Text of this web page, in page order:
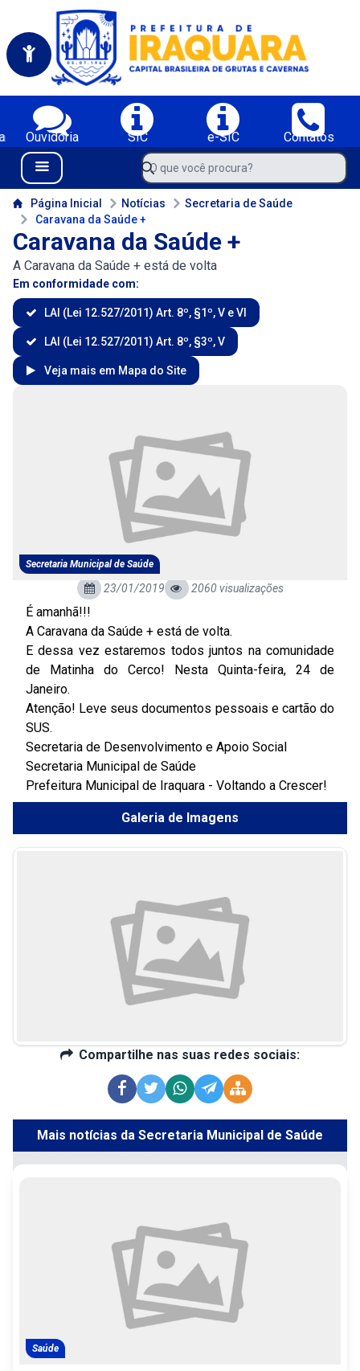
Portal da Prefeitura Municipal de Iraquara-BA
Serviços da Prefeitura Municipal de Iraquara-BA;
Ouvidoria SIC e-SIC
Contatos
Navegue pelo portal da Prefeitura de Iraquara-BA
Menu Bar
O que você procura?
Conteúdo da Prefeitura de Iraquara-BA
Página Inicial Notícias
Secretaria de Saúde
Caravana da Saúde +
Caravana da Saúde +
A Caravana da Saúde + está de volta
Em conformidade com:
LAI (Lei 12.527/2011) Art. 8º, §1º, V e VI
LAI (Lei 12.527/2011) Art. 8º, §3º, V
Veja mais em Mapa do Site
Secretaria Municipal de Saúde
23/01/2019 2060 visualizações
É amanhã!!!
A Caravana da Saúde + está de volta.
E dessa vez estaremos todos juntos na comunidade
de Matinha do Cerco! Nesta Quinta-feira, 24 de
Janeiro.
Atenção! Leve seus documentos pessoais e cartão do
SUS.
Secretaria de Desenvolvimento e Apoio Social
Secretaria Municipal de Saúde
Prefeitura Municipal de Iraquara - Voltando a Crescer!
Galeria de Imagens
Compartilhe nas suas redes sociais:
Mais notícias da Secretaria Municipal de Saúde
Saúde